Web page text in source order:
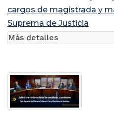
cargos de magistrada y
Suprema de Justicia
Más detalles